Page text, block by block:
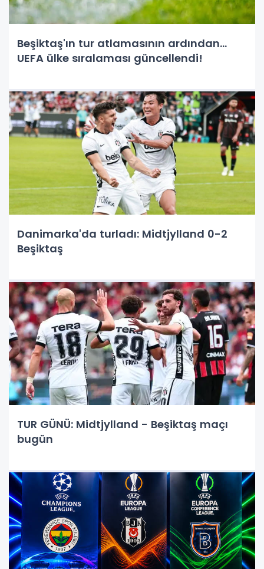
Beşiktaş'ın tur atlamasının ardından...
UEFA ülke sıralaması güncellendi!
Danimarka'da turladı: Midtjylland 0-2
Beşiktaş
TUR GÜNÜ: Midtjylland - Beşiktaş maçı
bugün